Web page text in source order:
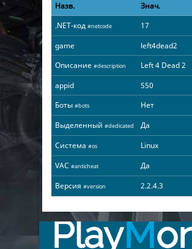
Назв.
Знач.
.NET-код #netcode
17
game
left4dead2
Описание #description
Left 4 Dead 2
appid
550
Боты #bots
Нет
Выделенный #dedicated
Да
Система #os
Linux
VAC #anticheat
Да
Версия #version 2.2.4.3
PlayM